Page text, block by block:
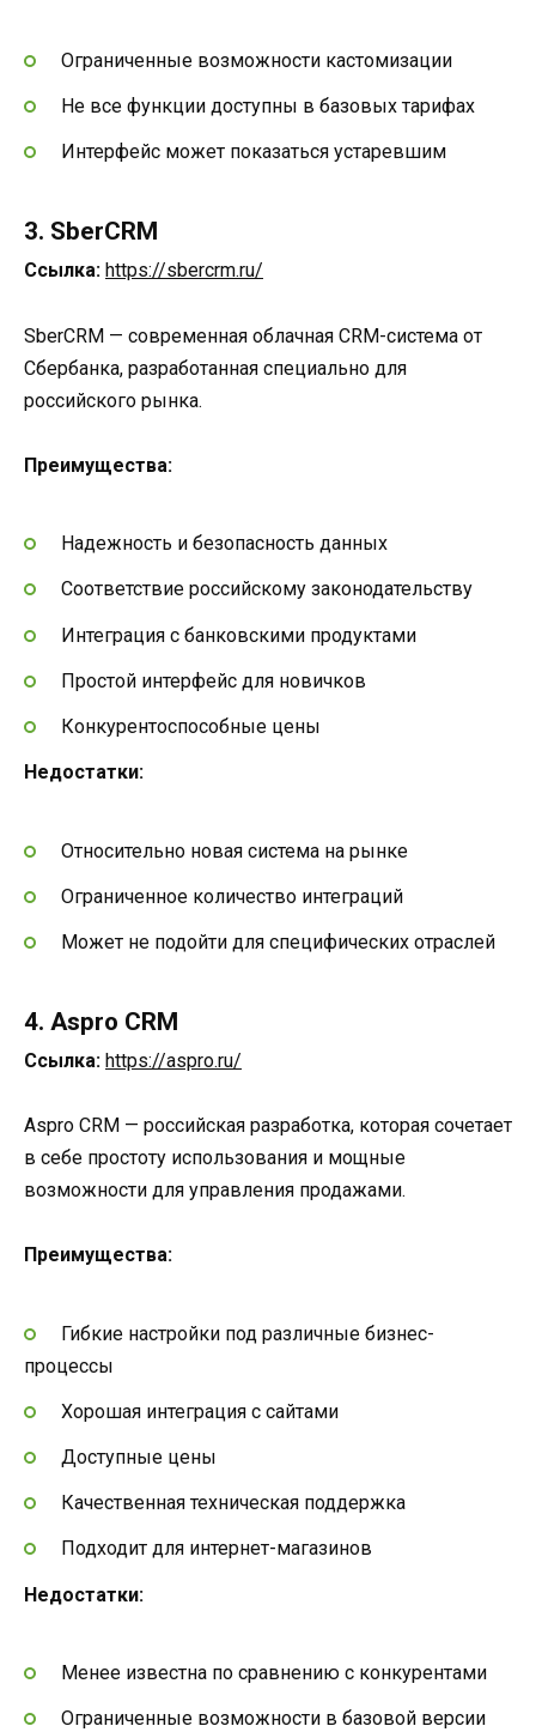
Ограниченные возможности кастомизации
Не все функции доступны в базовых тарифах
Интерфейс может показаться устаревшим
3. SberCRM
Ссылка: https://sbercrm.ru/
SberCRM — современная облачная CRM-система от
Сбербанка, разработанная специально для
российского рынка.
Преимущества:
Надежность и безопасность данных
Соответствие российскому законодательству
Интеграция с банковскими продуктами
Простой интерфейс для новичков
Конкурентоспособные цены
Недостатки:
Относительно новая система на рынке
Ограниченное количество интеграций
Может не подойти для специфических отраслей
4. Aspro CRM
Ссылка: https://aspro.ru/
Aspro CRM — российская разработка, которая сочетает
в себе простоту использования и мощные
возможности для управления продажами.
Преимущества:
Гибкие настройки под различные бизнес-
процессы
Хорошая интеграция с сайтами
Доступные цены
Качественная техническая поддержка
Подходит для интернет-магазинов
Недостатки:
Менее известна по сравнению с конкурентами
Ограниченные возможности в базовой версии